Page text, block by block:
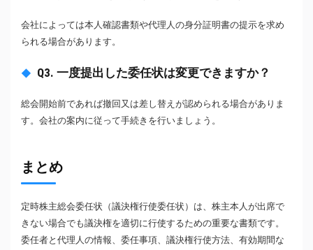
会社によっては本人確認書類や代理人の身分証明書の提示を求め
られる場合があります。
Q3. 一度提出した委任状は変更できますか？
総会開始前であれば撤回又は差し替えが認められる場合がありま
す。会社の案内に従って手続きを行いましょう。
まとめ
定時株主総会委任状（議決権行使委任状）は、株主本人が出席で
きない場合でも議決権を適切に行使するための重要な書類です。
委任者と代理人の情報、委任事項、議決権行使方法、有効期間な